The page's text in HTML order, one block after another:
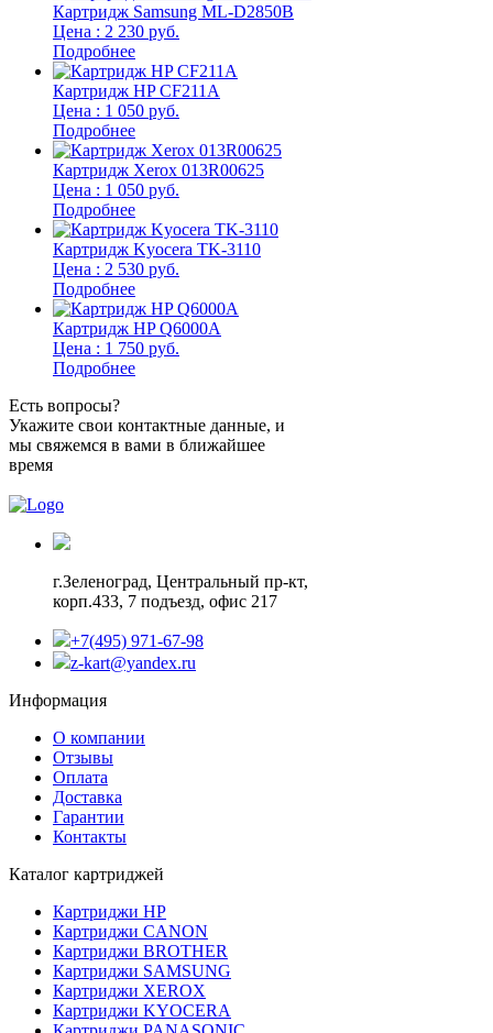
Картридж Samsung ML-D2850B
Цена : 2 230 руб.
Подробнее
Картридж HP CF211A
Цена : 1 050 руб.
Подробнее
Картридж Xerox 013R00625
Цена : 1 050 руб.
Подробнее
Картридж Kyocera TK-3110
Цена : 2 530 руб.
Подробнее
Картридж HP Q6000A
Цена : 1 750 руб.
Подробнее
Есть вопросы?
Укажите свои контактные данные, и
мы свяжемся в вами в ближайшее
время
г.Зеленоград, Центральный пр-кт,
корп.433, 7 подъезд, офис 217
+7(495) 971-67-98
z-kart@yandex.ru
Информация
О компании
Отзывы
Оплата
Доставка
Гарантии
Контакты
Каталог картриджей
Картриджи HP
Картриджи CANON
Картриджи BROTHER
Картриджи SAMSUNG
Картриджи XEROX
Картриджи KYOCERA